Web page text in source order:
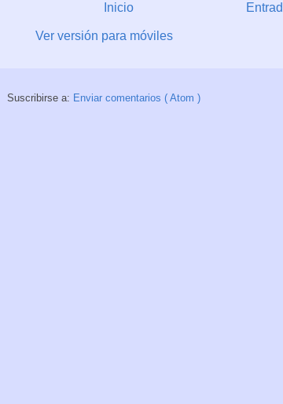
Inicio
Ver versión para móviles
Suscribirse a: Enviar comentarios ( Atom )